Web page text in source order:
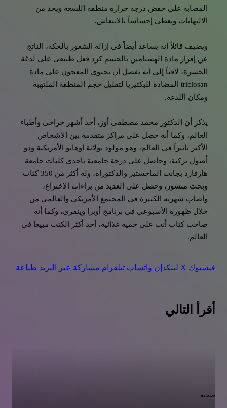
المصابة على خفض درجة حرارة منطقة اللسعة ويحد من
الالتهابات ويعطى إحساساً بالانتعاش.
ويضيف قائلاً إنه يساعد أيضاً فى إزالة الشعور بالحكة، الناتج
عن إفراز مادة الهستامين بالجسم كرد فعل طبيعى على لدغة
الحشرة، لافتاً إلى أنه يفضل أن يحتوى المعجون على مادة
triclosan المضادة للبكتيريا لتقليل حجم المنطقة الملتهبة
ومكان اللدغة.
يذكر أن الدكتور محمد مصطفى أوز، أحد أشهر جراحى وأطباء
العالم، وكما أنه حصل على مراكز متقدمة بين الأشخاص
الأكثر تأثيراً فى العالم، وهو مولود بولاية أوهايو الأمريكية وذو
أصول تركية، وحاصل على درجة جامعية باحدى كليات جامعة
هارفارد بجانب الماجستير والدكتوراه، وله أكثر من 350 كتاب
وبحث منشور، وحصل على العديد من براءات الاختراع،
وأصاب شهرته الكبيرة فى المجتمع الأمريكى والعالمى من
خلال ظهوره الأسبوعى فى برنامج أوبرا وينفرى، وكما أنه
صاحب كتاب أنت على حمية غذائية، أحد أكثر الكتب مبيعا فى
العالم.
فيسبوك ‫X لينكدإن واتساب تيلقرام مشاركة عبر البريد طباعة
أقرأ التالي
صحية